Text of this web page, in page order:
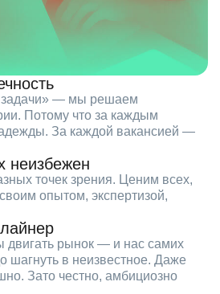
— мы решаем
Потому что за каждым
За каждой вакансией —
неизбежен
точек зрения. Ценим всех,
опытом, экспертизой,
двигать рынок — и нас самих
шагнуть в неизвестное. Даже
Зато честно, амбициозно